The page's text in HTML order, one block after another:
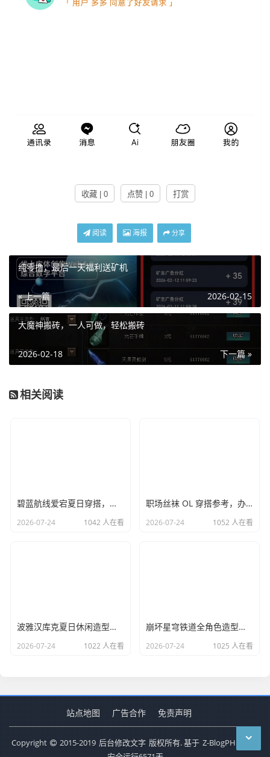
收藏 | 0 点赞 | 0 打赏
阅读 海报 分享
纯零撸，最后一天福利送矿机
« 上一篇 2026-02-15
大魔神搬砖，一人可做，轻松搬砖
下一篇 »
2026-02-18
相关阅读
碧蓝航线爱宕夏日穿搭，和风休闲日常服饰搭配思路
2026-07-24 1042 人在看
职场丝袜 OL 穿搭参考，办公室知性简约搭配方案
2026-07-24 1052 人在看
波雅汉库克夏日休闲造型，海贼女帝日常穿搭设计思路
2026-07-24 1022 人在看
崩坏星穹铁道全角色造型汇总，仙舟星核阵营风格区分
2026-07-24 1025 人在看
站点地图 广告合作 免责声明
Copyright 2015-2019 后台修改文字 版权所有. 基于 Z-BlogPHP
搭建